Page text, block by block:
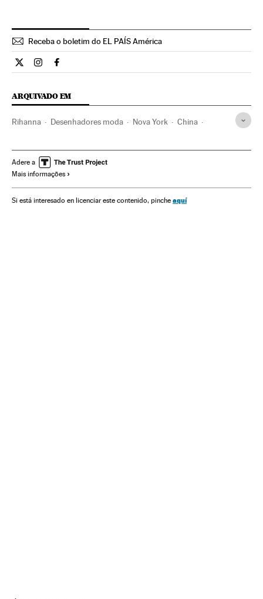
Receba o boletim do EL PAÍS América
Estilo El País Brasil en Twitter
Estilo El País Brasil en Instagram
Estilo El País Brasil en Facebook
ARQUIVADO EM
Rihanna Desenhadores moda Nova York China
Gente Confeção Ásia
Adere a
Mais informações
Si está interesado en licenciar este contenido, pinche aquí